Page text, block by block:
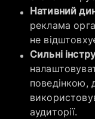
​Нативний
реклама
не
Сильні
поведінкою,
аудиторії.